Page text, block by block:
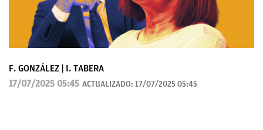
F. GONZÁLEZ | I. TABERA
17/07/2025 05:45 ACTUALIZADO: 17/07/2025 05:45